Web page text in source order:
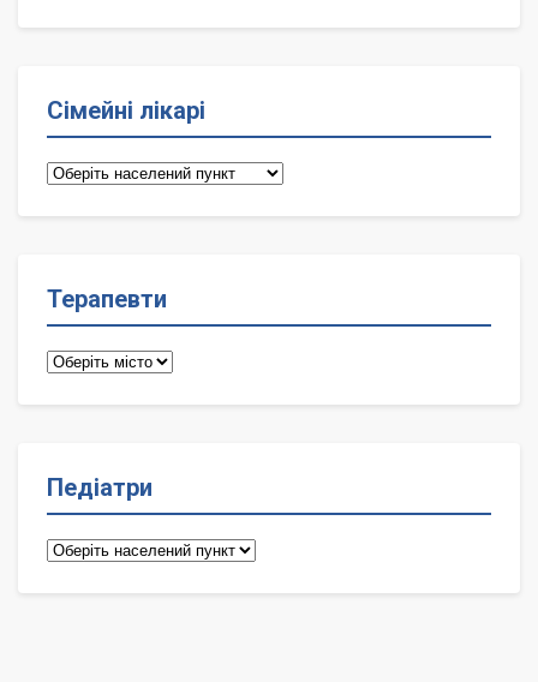
Сімейні лікарі
Сімейні
Терапевти
Терапевти
Педіатри
Педіатри